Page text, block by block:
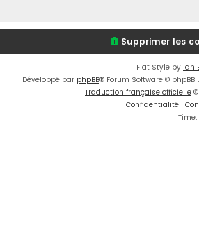
Supprimer les
Flat Style by Ian
Développé par phpBB® Forum Software © phpBB
Traduction française officielle ©
Confidentialité |